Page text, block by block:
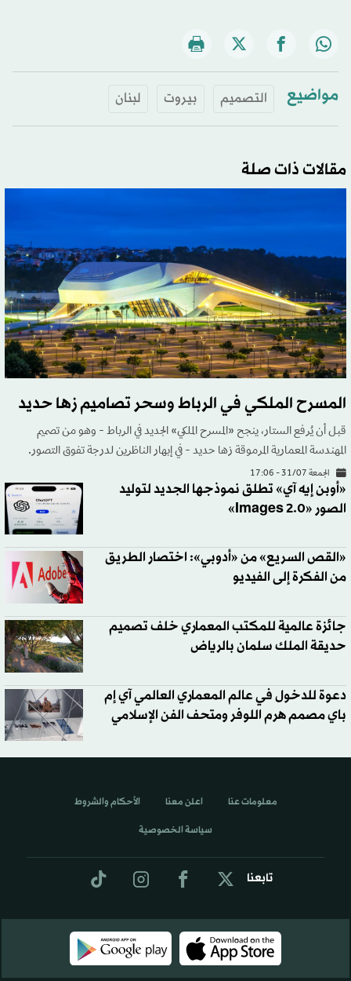
مواضيع التصميم بيروت لبنان
مقالات ذات صلة
المسرح الملكي في الرباط وسحر تصاميم زها حديد
قبل أن يُرفع الستار، ينجح «المسرح الملكي» الجديد في الرباط - وهو من تصميم
المهندسة المعمارية المرموقة زها حديد - في إبهار الناظرين لدرجة تفوق التصور.
الجمعة 31/07 - 17:06
«أوبن إيه آي» تطلق نموذجها الجديد لتوليد
الصور «Images 2.0»
«القص السريع» من «أدوبي»: اختصار الطريق
من الفكرة إلى الفيديو
جائزة عالمية للمكتب المعماري خلف تصميم
حديقة الملك سلمان بالرياض
دعوة للدخول في عالم المعماري العالمي آي إم
باي مصمم هرم اللوفر ومتحف الفن الإسلامي
تابعنا
معلومات عنا اعلن معنا الأحكام والشروط
سياسة الخصوصية